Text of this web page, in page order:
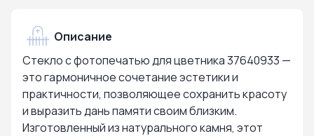
Описание
Стекло с фотопечатью для цветника 37640933 —
это гармоничное сочетание эстетики и
практичности, позволяющее сохранить красоту
и выразить дань памяти своим близким.
Изготовленный из натурального камня, этот